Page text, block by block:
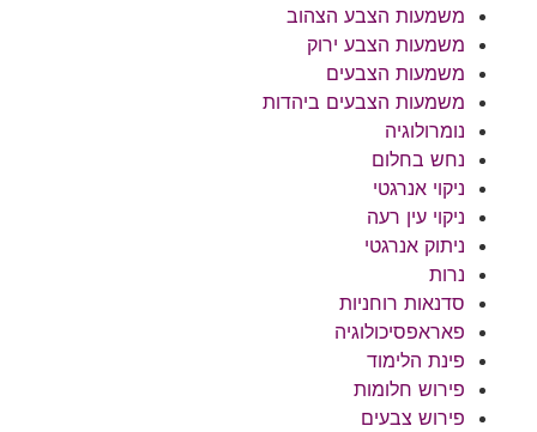
משמעות הצבע הצהוב
משמעות הצבע ירוק
משמעות הצבעים
משמעות הצבעים ביהדות
נומרולוגיה
נחש בחלום
ניקוי אנרגטי
ניקוי עין רעה
ניתוק אנרגטי
נרות
סדנאות רוחניות
פאראפסיכולוגיה
פינת הלימוד
פירוש חלומות
פירוש צבעים